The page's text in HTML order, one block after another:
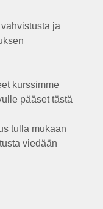
ja
kurssimme
pääset tästä
tulla mukaan
viedään